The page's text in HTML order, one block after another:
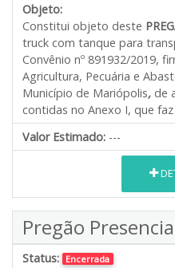
Objeto:
Constitui objeto deste
truck com tanque para
Convênio nº 891932/2019,
Agricultura, Pecuária e
Município de Mariópolis, de
contidas no Anexo I, que
Valor Estimado: ---
Pregão
Status: Encerrada